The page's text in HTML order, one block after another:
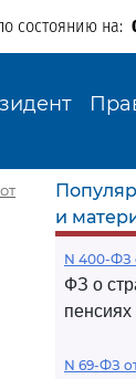
состоянию на:
и
N 400-ФЗ
ФЗ о
пенсиях
N 69-ФЗ от